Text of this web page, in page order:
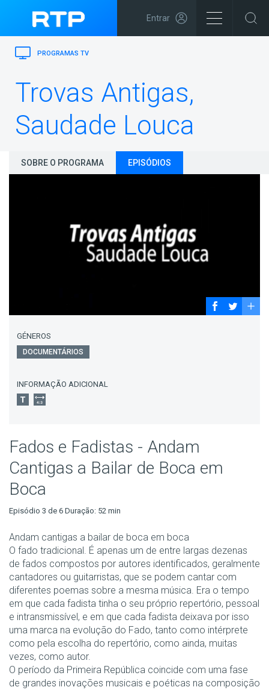
Entrar
PROGRAMAS TV
Trovas Antigas,
Saudade Louca
SOBRE O PROGRAMA EPISÓDIOS
GÉNEROS
DOCUMENTÁRIOS
INFORMAÇÃO ADICIONAL
Fados e Fadistas - Andam
Cantigas a Bailar de Boca em
Boca
Episódio 3 de 6 Duração: 52 min
Andam cantigas a bailar de boca em boca
O fado tradicional. É apenas um de entre largas dezenas
de fados compostos por autores identificados, geralmente
cantadores ou guitarristas, que se podem cantar com
diferentes poemas sobre a mesma música. Era o tempo
em que cada fadista tinha o seu próprio repertório, pessoal
e intransmissível, e em que cada fadista deixava por isso
uma marca na evolução do Fado, tanto como intérprete
como pela escolha do repertório, como ainda, muitas
vezes, como autor.
O período da Primeira República coincide com uma fase
de grandes inovações musicais e poéticas na composição